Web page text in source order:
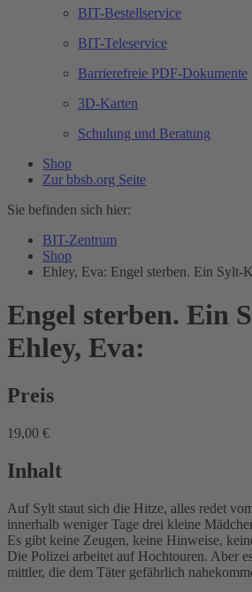
BIT-Bestellservice
BIT-Teleservice
Barrierefreie PDF-Dokumente
3D-Karten
Schulung und Beratung
Shop
Zur bbsb.org Seite
Sie befinden sich hier:
BIT-Zentrum
Shop
Ehley, Eva: Engel sterben. Ein Sylt-
Engel sterben. Ein
Ehley, Eva:
Preis
19,00 €
Inhalt
Auf Sylt staut sich die Hitze, alles redet
innerhalb weniger Tage drei kleine
Es gibt keine Zeugen, keine Hinweise,
Die Polizei arbeitet auf Hochtouren. Aber
mittler, die dem Täter gefährlich